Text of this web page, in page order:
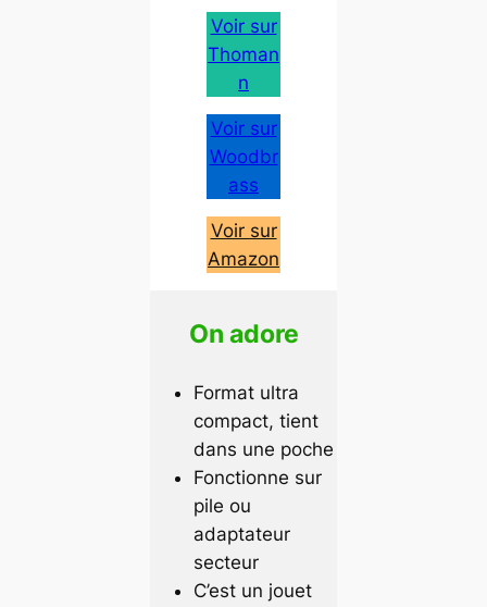
Voir sur
Thoman
n
Voir sur
Woodbr
ass
Voir sur
Amazon
On adore
Format ultra
compact, tient
dans une poche
Fonctionne sur
pile ou
adaptateur
secteur
C’est un jouet